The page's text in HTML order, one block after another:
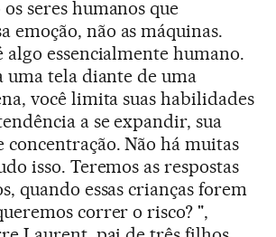
os seres humanos que
emoção, não as máquinas.
essencialmente humano.
uma tela diante de uma
você limita suas habilidades
a se expandir, sua
concentração. Não há muitas
isso. Teremos as respostas
quando essas crianças forem
correr o risco? ",